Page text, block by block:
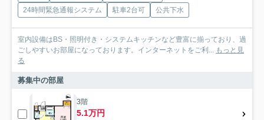
24時間緊急通報システム
駐車2台可 公共下水
室内設備はBS・照明付き・システムキッチンなど豊富に揃っており、過
ごしやすいお部屋になっております。インターネットをご利... もっと見
る
募集中の部屋
3階
5.1万円